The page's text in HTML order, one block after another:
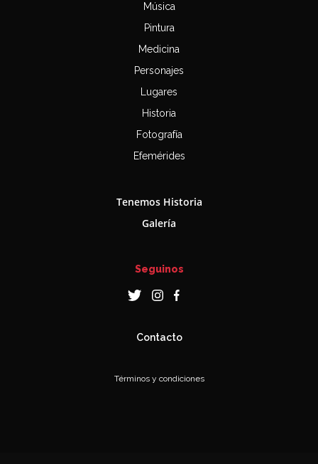
Música
Pintura
Medicina
Personajes
Lugares
Historia
Fotografía
Efemérides
Tenemos Historia
Galería
Seguinos
Contacto
Términos y condiciones